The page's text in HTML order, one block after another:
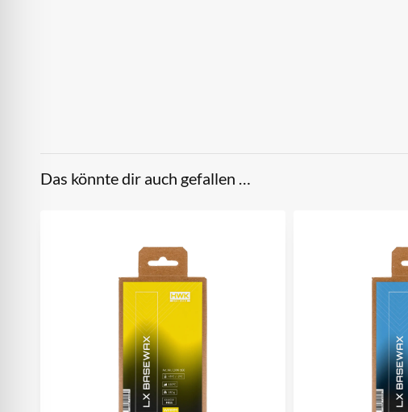
Das könnte dir auch gefallen …